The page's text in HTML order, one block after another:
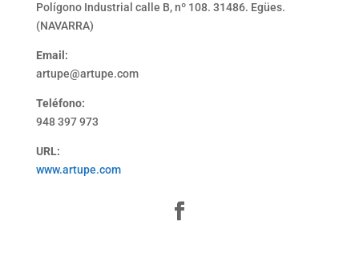
Polígono Industrial calle B, nº 108. 31486. Egües.
(NAVARRA)
Email:
artupe@artupe.com
Teléfono:
948 397 973
URL:
www.artupe.com